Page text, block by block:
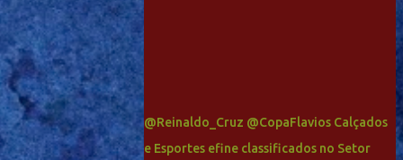
@Reinaldo_Cruz @CopaFlavios Calçados
e Esportes efine classificados no Setor